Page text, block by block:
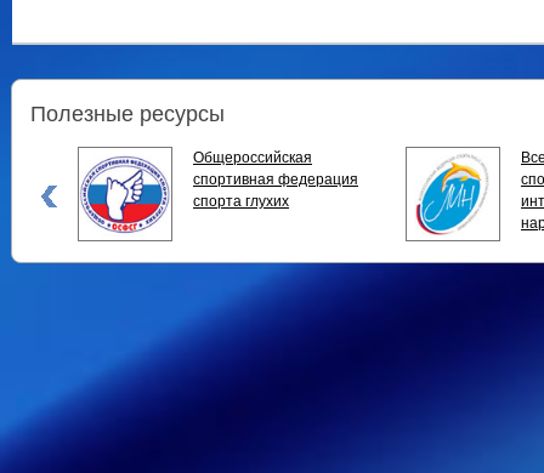
Полезные ресурсы
Общероссийская
спортивная федерация
спорта глухих